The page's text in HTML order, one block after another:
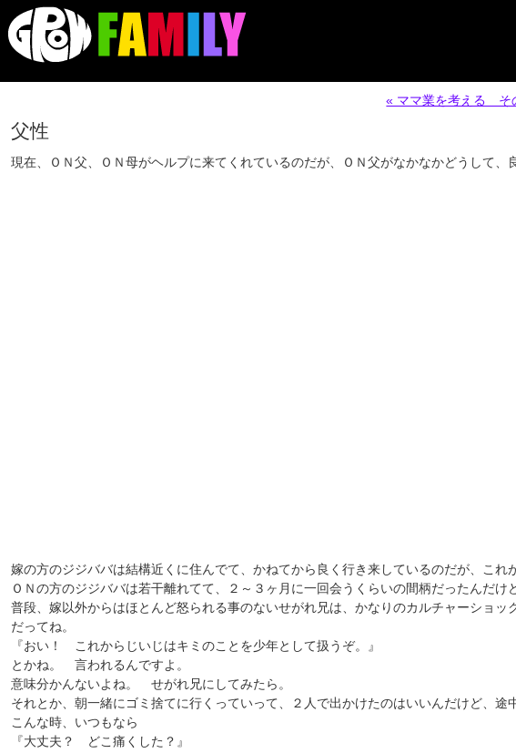
« ママ業を考える そ
父性
現在、ＯＮ父、ＯＮ母がヘルプに来てくれているのだが、ＯＮ父がなかなかどうして、
嫁の方のジジババは結構近くに住んでて、かねてから良く行き来しているのだが、これ
ＯＮの方のジジババは若干離れてて、２～３ヶ月に一回会うくらいの間柄だったんだ
普段、嫁以外からはほとんど怒られる事のないせがれ兄は、かなりのカルチャーショッ
だってね。
『おい！ これからじいじはキミのことを少年として扱うぞ。』
とかね。 言われるんですよ。
意味分かんないよね。 せがれ兄にしてみたら。
それとか、朝一緒にゴミ捨てに行くっていって、２人で出かけたのはいいんだけど、
こんな時、いつもなら
『大丈夫？ どこ痛くした？』